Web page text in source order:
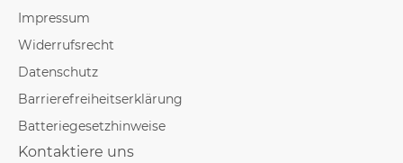
Impressum
Widerrufsrecht
Datenschutz
Barrierefreiheitserklärung
Batteriegesetzhinweise
Kontaktiere uns